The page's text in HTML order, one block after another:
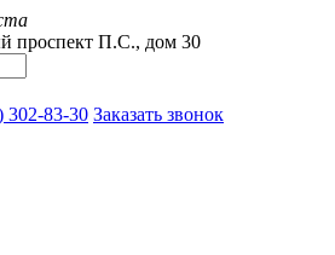
проспект П.C., дом 30
302-83-30 Заказать звонок